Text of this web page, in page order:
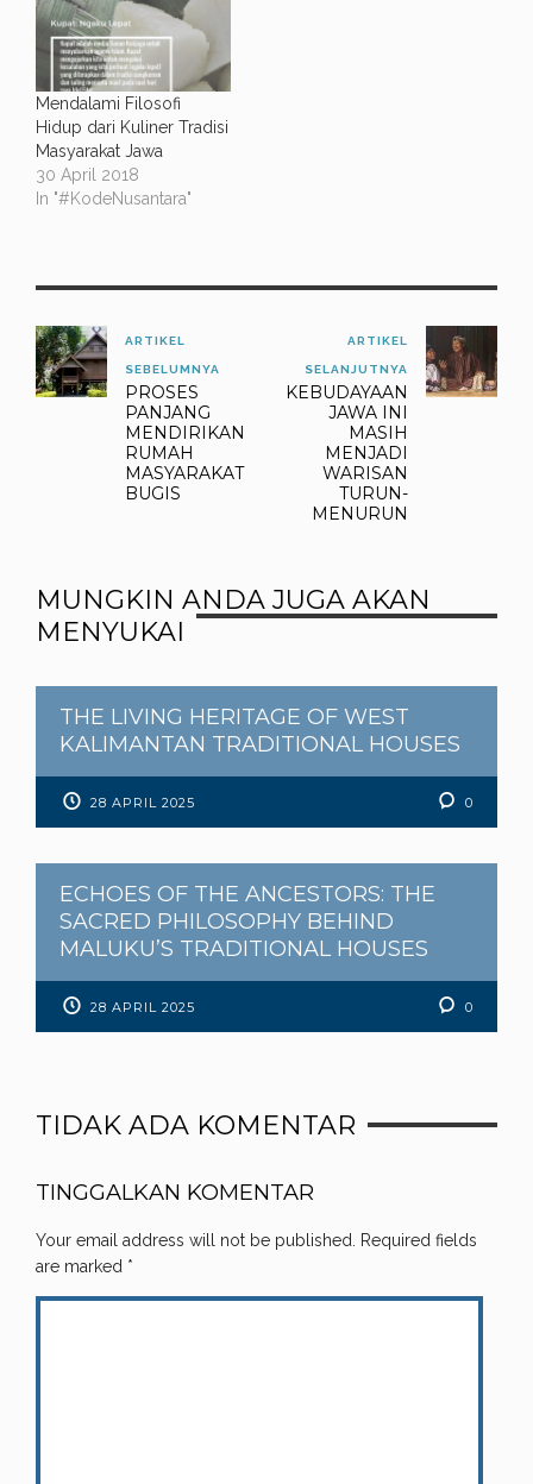
Mendalami Filosofi
Hidup dari Kuliner Tradisi
Masyarakat Jawa
30 April 2018
In "#KodeNusantara"
ARTIKEL
SEBELUMNYA
PROSES
PANJANG
MENDIRIKAN
RUMAH
MASYARAKAT
BUGIS
ARTIKEL
SELANJUTNYA
KEBUDAYAAN
JAWA INI
MASIH
MENJADI
WARISAN
TURUN-
MENURUN
MUNGKIN ANDA JUGA AKAN
MENYUKAI
THE LIVING HERITAGE OF WEST
KALIMANTAN TRADITIONAL HOUSES
28 APRIL 2025 0
ECHOES OF THE ANCESTORS: THE
SACRED PHILOSOPHY BEHIND
MALUKU’S TRADITIONAL HOUSES
28 APRIL 2025 0
TIDAK ADA KOMENTAR
TINGGALKAN KOMENTAR
Your email address will not be published.
Required fields
are marked *